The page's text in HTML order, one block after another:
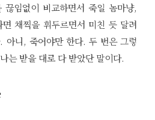
임없이 비교하면서 죽일 놈마냥,
채찍을 휘두르면서 미친 듯 달려
아니, 죽어야만 한다. 두 번은 그렇
는 받을 대로 다 받았단 말이다.